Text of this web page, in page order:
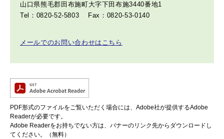
山口県熊毛郡田布施町大字下田布施3440番地1
Tel：0820-52-5803
Fax：0820-53-0140
メールでのお問い合わせはこちら
PDF形式のファイルをご覧いただく場合には、Adobe社が提供するAdobe
Readerが必要です。
Adobe Readerをお持ちでない方は、バナーのリンク先からダウンロードし
てください。（無料）